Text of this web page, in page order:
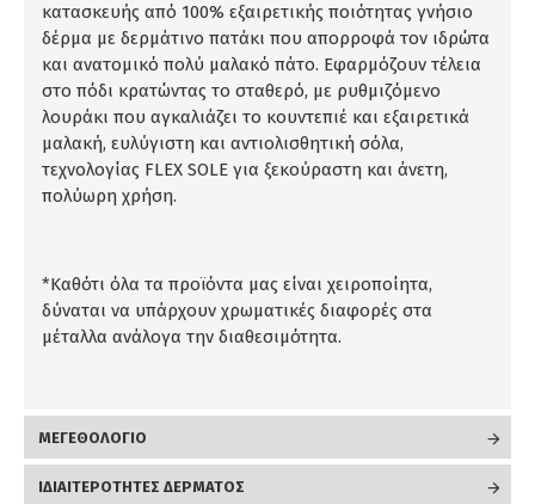
κατασκευής από 100% εξαιρετικής ποιότητας γνήσιο
δέρμα με δερμάτινο πατάκι που απορροφά τον ιδρώτα
και ανατομικό πολύ μαλακό πάτο. Εφαρμόζουν τέλεια
στο πόδι κρατώντας το σταθερό, με ρυθμιζόμενο
λουράκι που αγκαλιάζει το κουντεπιέ και εξαιρετικά
μαλακή, ευλύγιστη και αντιολισθητική σόλα,
τεχνολογίας FLEX SOLE για ξεκούραστη και άνετη,
πολύωρη χρήση.
*Καθότι όλα τα προϊόντα μας είναι χειροποίητα,
δύναται να υπάρχουν χρωματικές διαφορές στα
μέταλλα ανάλογα την διαθεσιμότητα.
ΜΕΓΕΘΟΛΟΓΙΟ
ΙΔΙΑΙΤΕΡΟΤΗΤΕΣ ΔΕΡΜΑΤΟΣ